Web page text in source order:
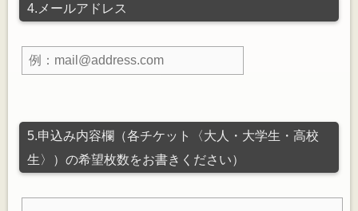
4.メールアドレス
5.申込み内容欄（各チケット〈大人・大学生・高校
生〉）の希望枚数をお書きください）